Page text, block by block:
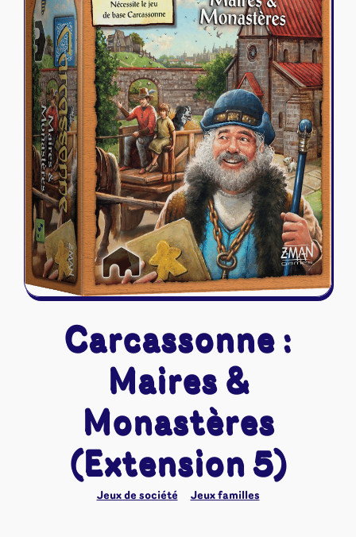
Naruto Mythos
Autres
Tapis de jeu
Carcassonne :
Maires &
Monastères
(Extension 5)
Jeux de société Jeux familles